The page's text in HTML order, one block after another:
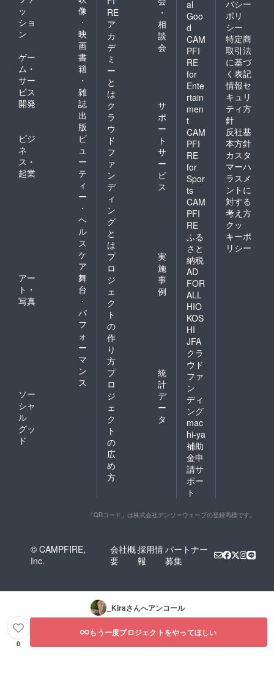
ッ
ショ
ン
像
・
映
画
ゲー
ム・
サー
ビス
開発
書
籍
・
雑
誌
出
版
ビジ
ネ
ス・
起業
ビ
ュ
ー
テ
ィ
ー
・
ヘ
ル
ス
ケ
ア
アー
ト・
写真
舞
台
・
パ
フ
ォ
ー
マ
ン
ス
ソー
シャ
ル
グッ
ド
RE
ア
カ
デ
ミ
ー
と
は
・
相
談
会
ク
ラ
ウ
ド
フ
ァ
ン
デ
ィ
ン
グ
と
は
サ
ポ
ー
ト
サ
ー
ビ
ス
プ
ロ
ジ
ェ
ク
ト
の
作
り
方
実
施
事
例
プ
ロ
ジ
ェ
ク
ト
の
広
め
方
統
計
デ
ー
タ
al
Goo
d
CAM
PFI
RE
for
Ente
rtain
men
t
CAM
PFI
RE
for
Spor
ts
CAM
PFI
RE
ふる
さと
納税
AD
FOR
ALL
HIO
KOS
HI
JFA
クラ
ウド
ファ
ン
ディ
ング
mac
hi-ya
補助
金申
請サ
ポー
ト
バシー
ポリ
シー
特定商
取引法
に基づ
く表記
情報セ
キュリ
ティ方
針
反社基
本方針
カスタ
マーハ
ラスメ
ントに
対する
考え方
クッ
キーポ
リシー
「QRコード」は株式会社デンソーウェーブの登録商標です。
© CAMPFIRE,
Inc.
会社概
要
採用情
報
パートナー
募集
_Kiraさんへアンコール
0
もう一度プロジェクトをやってほしい